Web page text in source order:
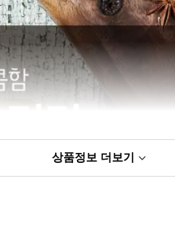
상품정보 더보기